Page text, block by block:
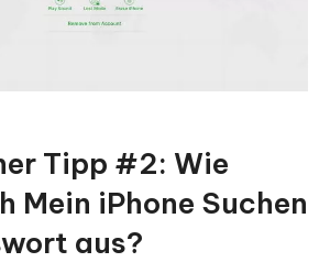
Tipp #2: Wie
Mein iPhone Suchen
aus?